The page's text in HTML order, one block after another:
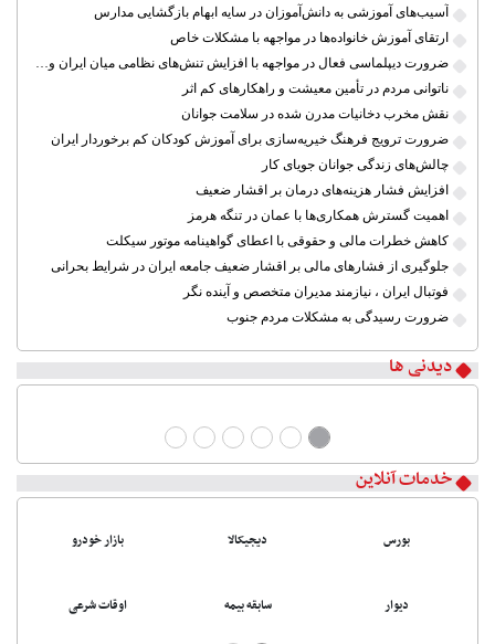
آسیب‌های آموزشی به دانش‌آموزان در سایه ابهام بازگشایی مدارس
ارتقای آموزش خانواده‌ها در مواجهه با مشکلات خاص
ناتوانی مردم در تأمین معیشت و راهکارهای کم اثر
نقش مخرب دخانیات مدرن شده در سلامت جوانان
ضرورت ترویج فرهنگ خیریه‌سازی برای آموزش کودکان کم برخوردار ایران
چالش‌های زندگی جوانان جویای کار
افزایش فشار هزینه‌های درمان بر اقشار ضعیف
اهمیت گسترش همکاری‌ها با عمان در تنگه هرمز
کاهش خطرات مالی و حقوقی با اعطای گواهینامه موتور سیکلت
جلوگیری از فشارهای مالی بر اقشار ضعیف جامعه ایران در شرایط بحرانی
فوتبال ایران ، نیازمند مدیران متخصص و آینده نگر
ضرورت رسیدگی به مشکلات مردم جنوب
دیدنی ها
خدمات آنلاین
بورس دیجیکالا بازار خودرو
دیوار سابقه بیمه اوقات شرعی